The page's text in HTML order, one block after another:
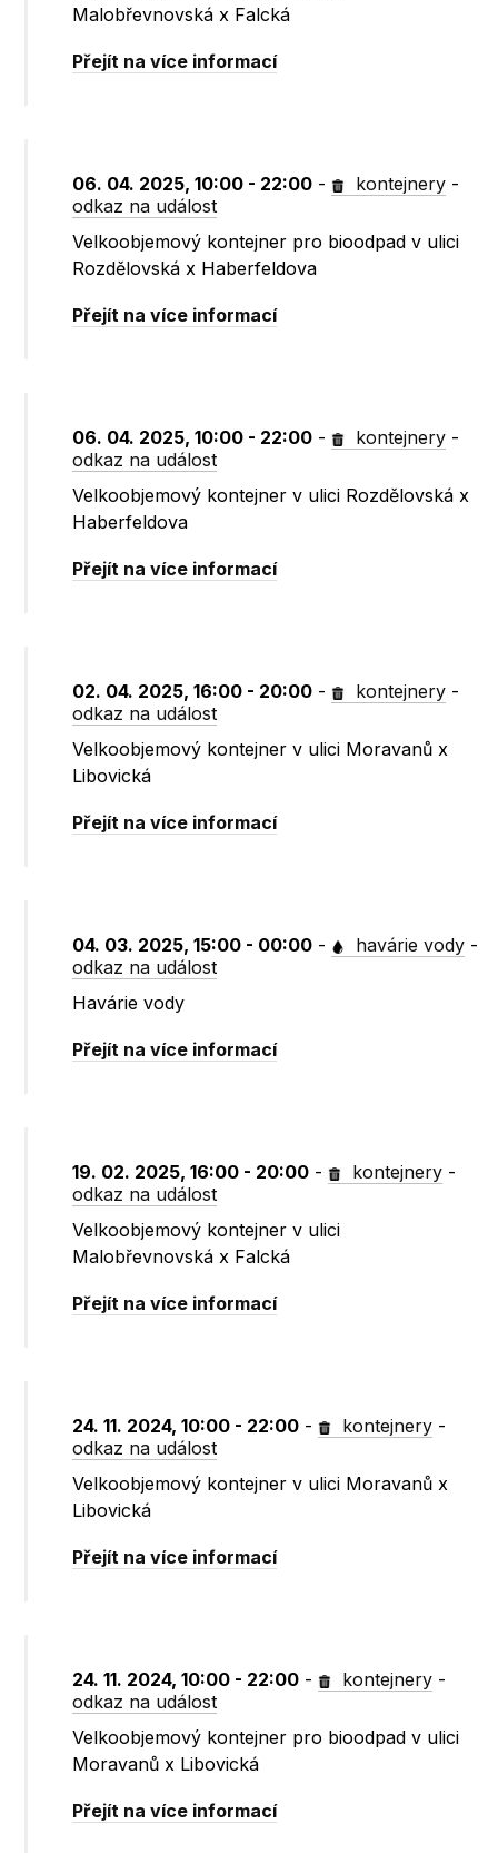
Malobřevnovská x Falcká
Přejít na více informací
06. 04. 2025, 10:00 - 22:00 - kontejnery -
odkaz na událost
Velkoobjemový kontejner pro bioodpad v ulici
Rozdělovská x Haberfeldova
Přejít na více informací
06. 04. 2025, 10:00 - 22:00 - kontejnery -
odkaz na událost
Velkoobjemový kontejner v ulici Rozdělovská x
Haberfeldova
Přejít na více informací
02. 04. 2025, 16:00 - 20:00 - kontejnery -
odkaz na událost
Velkoobjemový kontejner v ulici Moravanů x
Libovická
Přejít na více informací
04. 03. 2025, 15:00 - 00:00 - havárie vody -
odkaz na událost
Havárie vody
Přejít na více informací
19. 02. 2025, 16:00 - 20:00 - kontejnery -
odkaz na událost
Velkoobjemový kontejner v ulici
Malobřevnovská x Falcká
Přejít na více informací
24. 11. 2024, 10:00 - 22:00 - kontejnery -
odkaz na událost
Velkoobjemový kontejner v ulici Moravanů x
Libovická
Přejít na více informací
24. 11. 2024, 10:00 - 22:00 - kontejnery -
odkaz na událost
Velkoobjemový kontejner pro bioodpad v ulici
Moravanů x Libovická
Přejít na více informací